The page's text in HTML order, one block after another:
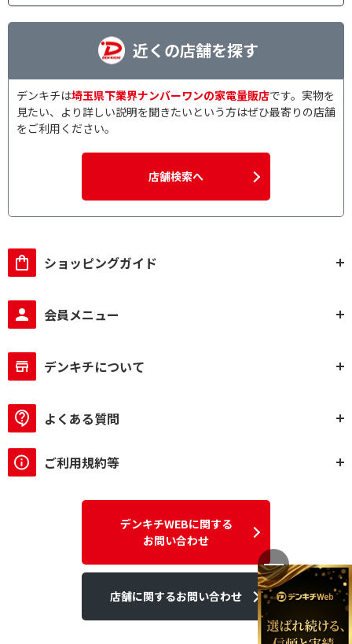
近くの店舗を探す
デンキチは埼玉県下業界ナンバーワンの家電量販店です。実物を
見たい、より詳しい説明を聞きたいという方はぜひ最寄りの店舗
をご利用ください。
店舗検索へ
ショッピングガイド
会員メニュー
デンキチについて
よくある質問
ご利用規約等
デンキチWEBに関する
お問い合わせ
店舗に関するお問い合わせ